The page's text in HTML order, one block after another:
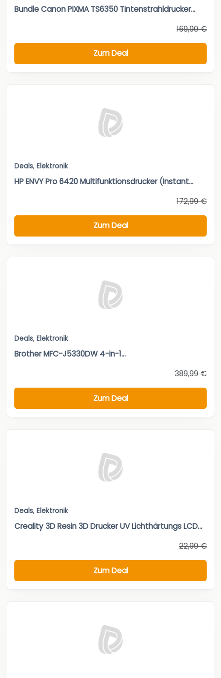
Bundle Canon PIXMA TS6350 Tintenstrahldrucker...
169,90 €
Zum Deal
Deals, Elektronik
HP ENVY Pro 6420 Multifunktionsdrucker (Instant...
172,99 €
Zum Deal
Deals, Elektronik
Brother MFC-J5330DW 4-in-1...
389,99 €
Zum Deal
Deals, Elektronik
Creality 3D Resin 3D Drucker UV Lichthärtungs LCD...
22,99 €
Zum Deal